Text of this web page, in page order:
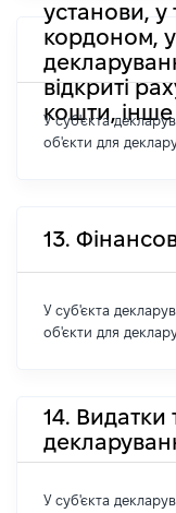
установи, у
кордоном, у
відкриті
кошти,
У суб'єкта
об'єкти для
13.
У суб'єкта
об'єкти для
14. Видатки
У суб'єкта